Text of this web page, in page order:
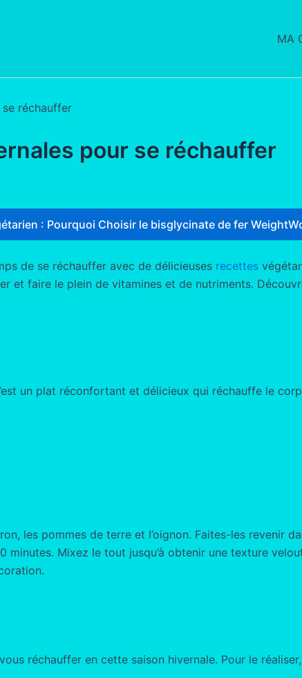
MA
réchauffer
pour se réchauffer
: Pourquoi Choisir le bisglycinate de fer
de se réchauffer avec de délicieuses recettes
et faire le plein de vitamines et de nutriments.
un plat réconfortant et délicieux qui réchauffe le
les pommes de terre et l’oignon. Faites-les revenir
Mixez le tout jusqu’à obtenir une texture
réchauffer en cette saison hivernale. Pour le